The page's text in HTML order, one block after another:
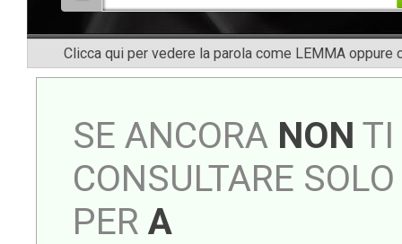
Clicca qui per vedere la parola come LEMMA oppure
SE ANCORA NON TI
CONSULTARE
PER A